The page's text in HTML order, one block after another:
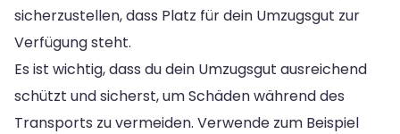
sicherzustellen, dass Platz für dein Umzugsgut zur
Verfügung steht.
Es ist wichtig, dass du dein Umzugsgut ausreichend
schützt und sicherst, um Schäden während des
Transports zu vermeiden. Verwende zum Beispiel